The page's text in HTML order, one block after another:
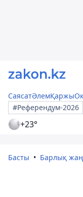
СаясатӘлемҚаржы
#Референдум-2026
+23°
Басты Барлық